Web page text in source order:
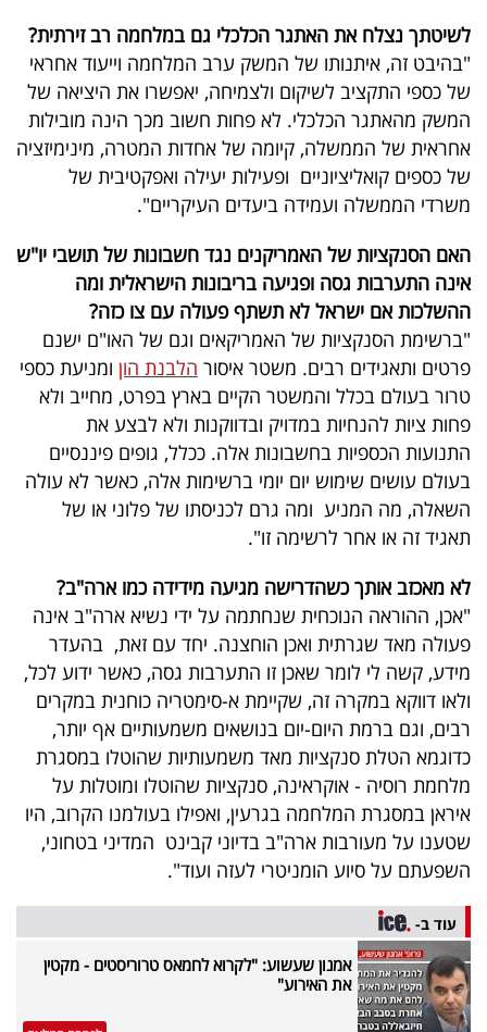
לשיטתך נצלח את האתגר הכלכלי גם במלחמה רב זירתית?
"בהיבט זה, איתנותו של המשק ערב המלחמה וייעוד אחראי
של כספי התקציב לשיקום ולצמיחה, יאפשרו את היציאה של
המשק מהאתגר הכלכלי. לא פחות חשוב מכך הינה מובילות
אחראית של הממשלה, קיומה של אחדות המטרה, מינימיזציה
של כספים קואליציוניים ופעילות יעילה ואפקטיבית של
משרדי הממשלה ועמידה ביעדים העיקריים".
האם הסנקציות של האמריקנים נגד חשבונות של תושבי יו"ש
אינה התערבות גסה ופגיעה בריבונות הישראלית ומה
ההשלכות אם ישראל לא תשתף פעולה עם צו כזה?
"ברשימת הסנקציות של האמריקאים וגם של האו"ם ישנם
פרטים ותאגידים רבים. משטר איסור הלבנת הון ומניעת כספי
טרור בעולם בכלל והמשטר הקיים בארץ בפרט, מחייב ולא
פחות ציות להנחיות במדויק ובדווקנות ולא לבצע את
התנועות הכספיות בחשבונות אלה. ככלל, גופים פיננסיים
בעולם עושים שימוש יום יומי ברשימות אלה, כאשר לא עולה
השאלה, מה המניע ומה גרם לכניסתו של פלוני או של
תאגיד זה או אחר לרשימה זו".
לא מאכזב אותך כשהדרישה מגיעה מידידה כמו ארה"ב?
"אכן, ההוראה הנוכחית שנחתמה על ידי נשיא ארה"ב אינה
פעולה מאד שגרתית ואכן הוחצנה. יחד עם זאת, בהעדר
מידע, קשה לי לומר שאכן זו התערבות גסה, כאשר ידוע לכל,
ולאו דווקא במקרה זה, שקיימת א-סימטריה כוחנית במקרים
רבים, וגם ברמת היום-יום בנושאים משמעותיים אף יותר,
כדוגמא הטלת סנקציות מאד משמעותיות שהוטלו במסגרת
מלחמת רוסיה - אוקראינה, סנקציות שהוטלו ומוטלות על
איראן במסגרת המלחמה בגרעין, ואפילו בעולמנו הקרוב, היו
שטענו על מעורבות ארה"ב בדיוני קבינט המדיני בטחוני,
השפעתם על סיוע הומניטרי לעזה ועוד".
עוד ב-
אמנון שעשוע: "לקרוא לחמאס טרוריסטים - מקטין
את האירוע"